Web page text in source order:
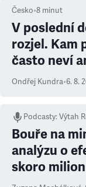
Česko•8 minut
V poslední
rozjel. Kam
často neví
Ondřej Kundra•6. 8.
Podcasty:Výtah
Bouře na
analýzu o
skoro